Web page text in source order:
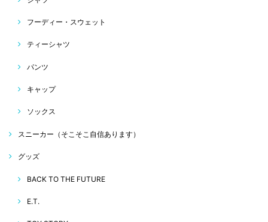
フーディー・スウェット
ティーシャツ
パンツ
キャップ
ソックス
スニーカー（そこそこ自信あります）
グッズ
BACK TO THE FUTURE
E.T.